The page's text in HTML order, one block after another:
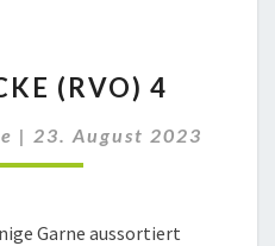
(RVO)(RVO) 4
| 23. August 2023
Garne aussortiert